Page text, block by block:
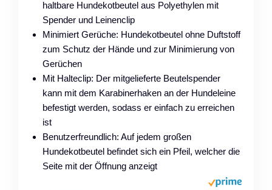
haltbare Hundekotbeutel aus Polyethylen mit
Spender und Leinenclip
Minimiert Gerüche: Hundekotbeutel ohne Duftstoff
zum Schutz der Hände und zur Minimierung von
Gerüchen
Mit Halteclip: Der mitgelieferte Beutelspender
kann mit dem Karabinerhaken an der Hundeleine
befestigt werden, sodass er einfach zu erreichen
ist
Benutzerfreundlich: Auf jedem großen
Hundekotbeutel befindet sich ein Pfeil, welcher die
Seite mit der Öffnung anzeigt